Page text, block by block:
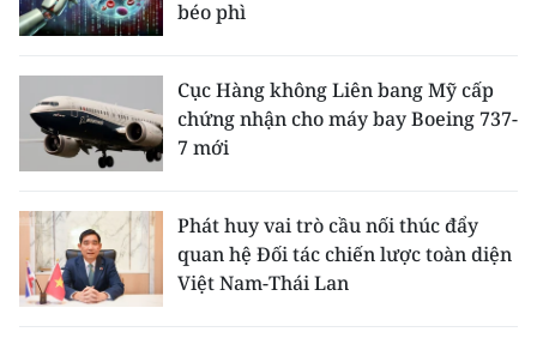
béo phì
Cục Hàng không Liên bang Mỹ cấp
chứng nhận cho máy bay Boeing 737-
7 mới
Phát huy vai trò cầu nối thúc đẩy
quan hệ Đối tác chiến lược toàn diện
Việt Nam-Thái Lan